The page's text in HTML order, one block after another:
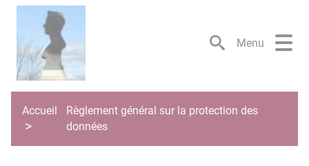
Lien
d'accès
au
menu
Lien
d'accès
au
contenu
Lien
d'accès
à
la
Lien
d'accès
au
pied
page
Menu
Accueil
Règlement général sur la protection des
données
Panneau de gestion des cookies